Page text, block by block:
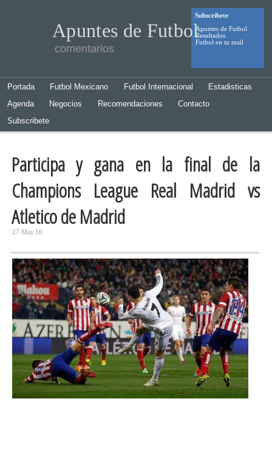
Subscribete
Apuntes de Futbol
Resultados
Futbol en tu mail
Apuntes de Futbol
comentarios
Portada Futbol Mexicano Futbol Internacional
Estadisticas
Agenda
Negocios Recomendaciones
Contacto
Subscribete
Participa y gana en la final de la
Champions League Real Madrid vs
Atletico de Madrid
27.May.16